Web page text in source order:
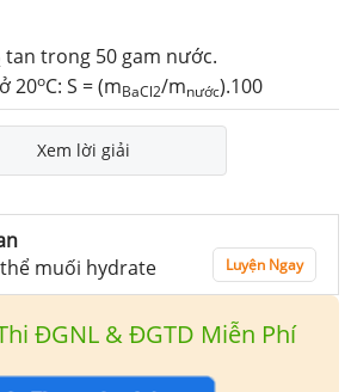
tan trong 50 gam nước.
ở 20oC: S = (mBaCl2/mnước).100
Xem lời giải
muối hydrate
Luyện Ngay
ĐGNL & ĐGTD Miễn Phí